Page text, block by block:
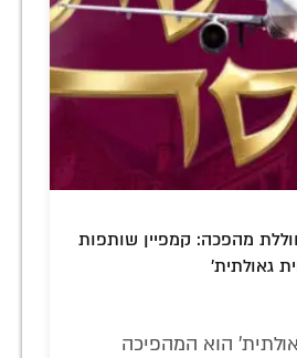
מהפכה: קמפיין שותפות
גאולתית'
הוא המהפיכה